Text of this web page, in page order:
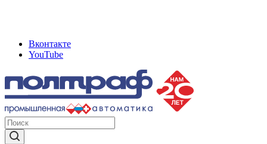
Вконтакте
YouTube